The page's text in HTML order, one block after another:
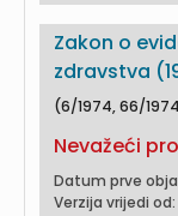
Zakon o
zdravstva
(6/1974, 66/
Nevažeći
Datum prve
Verzija vrijedi od: